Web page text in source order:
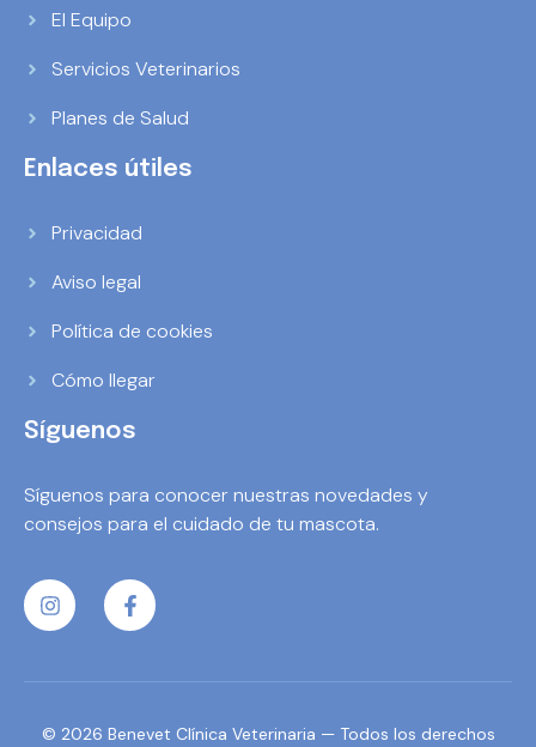
El Equipo
Servicios Veterinarios
Planes de Salud
Enlaces útiles
Privacidad
Aviso legal
Política de cookies
Cómo llegar
Síguenos
Síguenos para conocer nuestras novedades y
consejos para el cuidado de tu mascota.
© 2026 Benevet Clínica Veterinaria — Todos los derechos